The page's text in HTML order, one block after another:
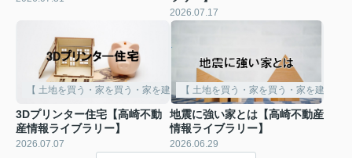
2026.07.17
【 土地を買う・家を買う・家を建てる 】
3Dプリンター住宅【高崎不動
産情報ライブラリー】
2026.07.07
【 土地を買う・家を買う・家を建てる
地震に強い家とは【高崎不動産
情報ライブラリー】
2026.06.29